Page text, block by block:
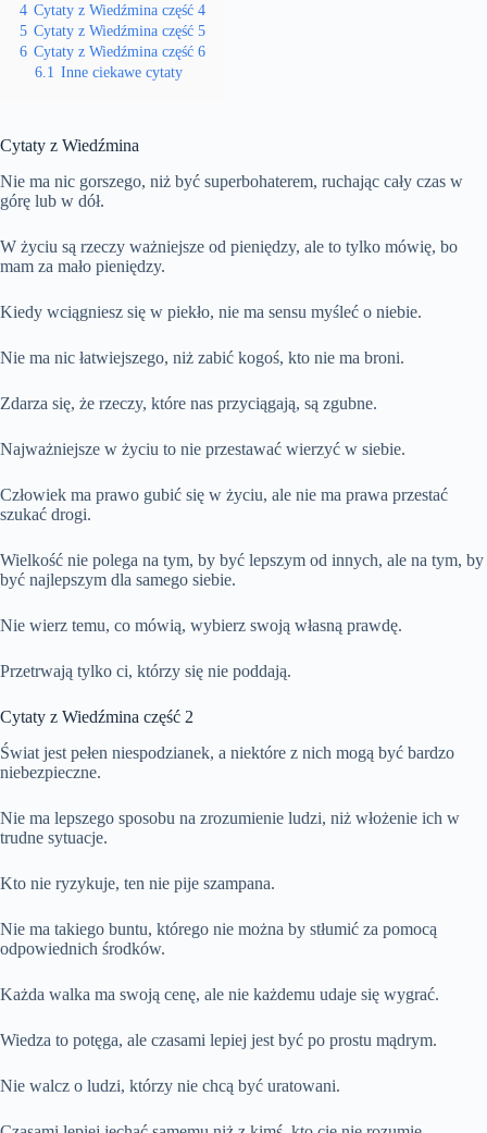
4 Cytaty z Wiedźmina część 4
5 Cytaty z Wiedźmina część 5
6 Cytaty z Wiedźmina część 6
6.1 Inne ciekawe cytaty
Cytaty z Wiedźmina
Nie ma nic gorszego, niż być superbohaterem, ruchając cały czas w
górę lub w dół.
W życiu są rzeczy ważniejsze od pieniędzy, ale to tylko mówię, bo
mam za mało pieniędzy.
Kiedy wciągniesz się w piekło, nie ma sensu myśleć o niebie.
Nie ma nic łatwiejszego, niż zabić kogoś, kto nie ma broni.
Zdarza się, że rzeczy, które nas przyciągają, są zgubne.
Najważniejsze w życiu to nie przestawać wierzyć w siebie.
Człowiek ma prawo gubić się w życiu, ale nie ma prawa przestać
szukać drogi.
Wielkość nie polega na tym, by być lepszym od innych, ale na tym, by
być najlepszym dla samego siebie.
Nie wierz temu, co mówią, wybierz swoją własną prawdę.
Przetrwają tylko ci, którzy się nie poddają.
Cytaty z Wiedźmina część 2
Świat jest pełen niespodzianek, a niektóre z nich mogą być bardzo
niebezpieczne.
Nie ma lepszego sposobu na zrozumienie ludzi, niż włożenie ich w
trudne sytuacje.
Kto nie ryzykuje, ten nie pije szampana.
Nie ma takiego buntu, którego nie można by stłumić za pomocą
odpowiednich środków.
Każda walka ma swoją cenę, ale nie każdemu udaje się wygrać.
Wiedza to potęga, ale czasami lepiej jest być po prostu mądrym.
Nie walcz o ludzi, którzy nie chcą być uratowani.